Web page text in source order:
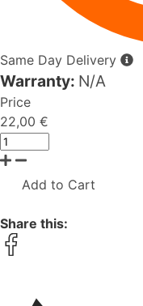
Same Day Delivery
Warranty: Ν/Α
Price
22,00 €
Add to Cart
Share this: